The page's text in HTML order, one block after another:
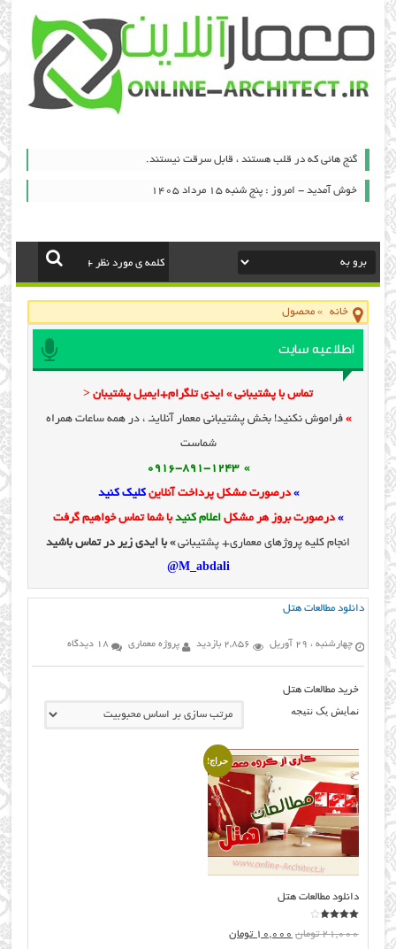
گنج هائی که در قلب هستند ، قابل سرقت نیستند.
خوش آمدید - امروز : پنج شنبه ۱۵ مرداد ۱۴۰۵
خانه »محصول
اطلاعیه سایت
تماس با پشتیبانی » ایدی تلگرام+ایمیل پشتیبان <
» فراموش نکنید! بخش پشتیبانی معمار آنلاینـ ، در همه ساعات همراه
شماست
» 0916-891-1243
» درصورت مشکل پرداخت آنلاینکلیک کنید
» درصورت بروز هر مشکل اعلام کنیدبا شما تماس خواهیم گرفت
انجام کلیه پروژهای معماری+ پشتیبانی» با ایدی زیر در تماس باشید
M_abdali@
دانلود مطالعات هتل
چهارشنبه ، 29 آوریل 2,856 بازدید پروژه معماری 18 دیدگاه
خرید مطالعات هتل
نمایش یک نتیجه
حراج!
دانلود مطالعات هتل
3.75
21,000 تومان قیمت
10,000 تومانقیمت